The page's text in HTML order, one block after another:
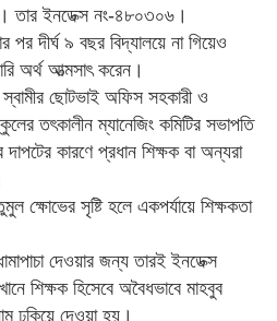
তার ইনডেক্স নং-৪৮০৩০৬।
পর দীর্ঘ ৯ বছর বিদ্যালয়ে না গিয়েও
অর্থ আত্মসাৎ করেন।
স্বামীর ছোটভাই অফিস সহকারী ও
তৎকালীন ম্যানেজিং কমিটির সভাপতি
দাপটের কারণে প্রধান শিক্ষক বা অন্যরা
ক্ষোভের সৃষ্টি হলে একপর্যায়ে শিক্ষকতা
দেওয়ার জন্য তারই ইনডেক্স
শিক্ষক হিসেবে অবৈধভাবে মাহবুব
ঢুকিয়ে দেওয়া হয়।